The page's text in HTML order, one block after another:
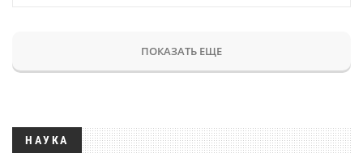
ПОКАЗАТЬ ЕЩЕ
НАУКА